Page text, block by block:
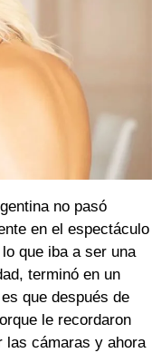
no pasó
en el espectáculo
que iba a ser una
terminó en un
que después de
le recordaron
las cámaras y ahora